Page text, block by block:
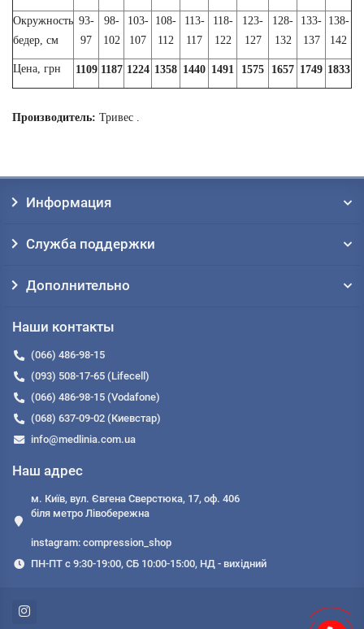
Окружность
бедер, см
93-
97
98-
102
103-
107
108-
112
113-
117
118-
122
123-
127
128-
132
133-
137
138-
142
Цена, грн 1109 1187 1224 1358 1440 1491 1575 1657 1749 1833
Производитель: Тривес .
Информация
Служба поддержки
Дополнительно
Наши контакты
(066) 486-98-15
(093) 508-17-65 (Lifecell)
(066) 486-98-15 (Vodafone)
(068) 637-09-02 (Киевстар)
info@medlinia.com.ua
Наш адрес
м. Київ, вул. Євгена Сверстюка, 17, оф. 406
біля метро Лівобережна
instagram: compression_shop
ПН-ПТ с 9:30-19:00, СБ 10:00-15:00, НД - вихідний